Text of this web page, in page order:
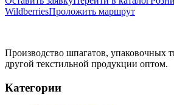
WildberriesПроложить маршрут
Производство шпагатов, упаковочных
другой текстильной продукции оптом.
Категории